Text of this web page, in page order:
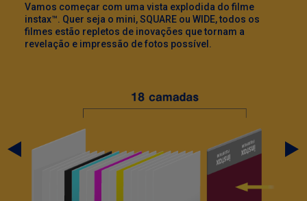
Vamos começar com uma vista explodida do filme
instax™. Quer seja o mini, SQUARE ou WIDE, todos os
filmes estão repletos de inovações que tornam a
revelação e impressão de fotos possível.